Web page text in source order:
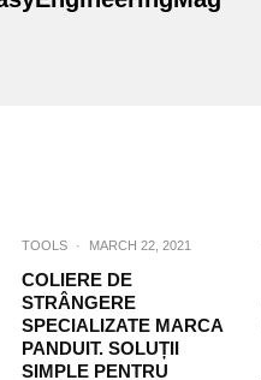
TOOLS · MARCH 22, 2021
COLIERE DE
STRÂNGERE
SPECIALIZATE MARCA
PANDUIT. SOLUȚII
SIMPLE PENTRU